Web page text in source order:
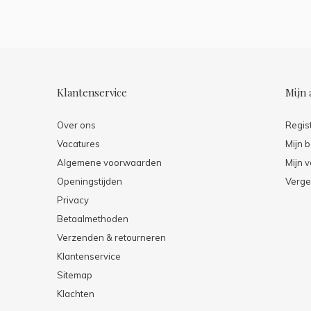
Klantenservice
Over ons
Vacatures
Algemene voorwaarden
Openingstijden
Privacy
Betaalmethoden
Verzenden & retourneren
Klantenservice
Sitemap
Klachten
Mijn
Mijn
Mijn